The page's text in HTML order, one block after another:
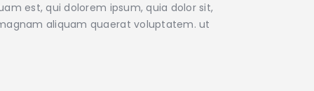
est, qui dolorem ipsum, quia dolor sit,
aliquam quaerat voluptatem. ut